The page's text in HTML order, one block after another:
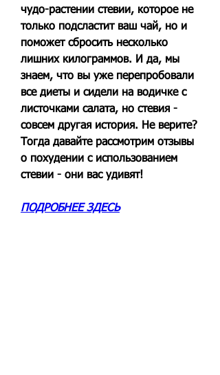
чудо-растении стевии, которое не
только подсластит ваш чай, но и
поможет сбросить несколько
лишних килограммов. И да, мы
знаем, что вы уже перепробовали
все диеты и сидели на водичке с
листочками салата, но стевия -
совсем другая история. Не верите?
Тогда давайте рассмотрим отзывы
о похудении с использованием
стевии - они вас удивят!
ПОДРОБНЕЕ ЗДЕСЬ